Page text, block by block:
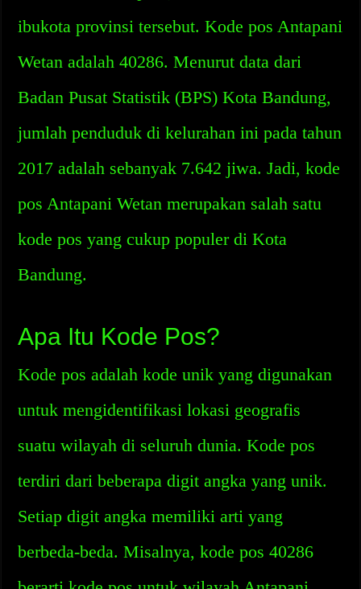
ibukota provinsi tersebut. Kode pos Antapani
Wetan adalah 40286. Menurut data dari
Badan Pusat Statistik (BPS) Kota Bandung,
jumlah penduduk di kelurahan ini pada tahun
2017 adalah sebanyak 7.642 jiwa. Jadi, kode
pos Antapani Wetan merupakan salah satu
kode pos yang cukup populer di Kota
Bandung.
Apa Itu Kode Pos?
Kode pos adalah kode unik yang digunakan
untuk mengidentifikasi lokasi geografis
suatu wilayah di seluruh dunia. Kode pos
terdiri dari beberapa digit angka yang unik.
Setiap digit angka memiliki arti yang
berbeda-beda. Misalnya, kode pos 40286